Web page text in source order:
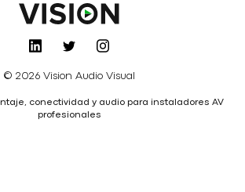
© 2026 Vision Audio Visual
conectividad y audio para instaladores AV
profesionales